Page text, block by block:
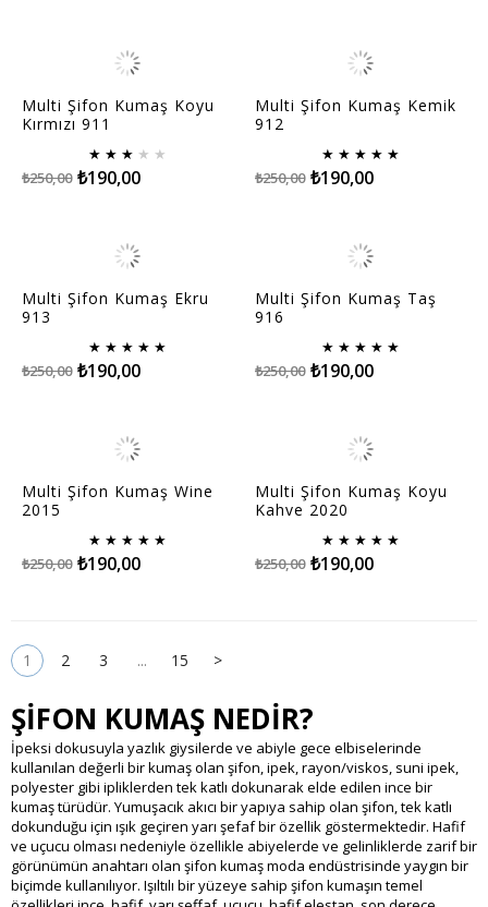
Multi Şifon Kumaş Koyu
Kırmızı 911
★ ★ ★ ★ ★
₺190,00
₺250,00
Multi Şifon Kumaş Kemik
912
★ ★ ★ ★ ★
₺190,00
₺250,00
Multi Şifon Kumaş Ekru
913
★ ★ ★ ★ ★
₺190,00
₺250,00
Multi Şifon Kumaş Taş
916
★ ★ ★ ★ ★
₺190,00
₺250,00
Multi Şifon Kumaş Wine
2015
★ ★ ★ ★ ★
₺190,00
₺250,00
Multi Şifon Kumaş Koyu
Kahve 2020
★ ★ ★ ★ ★
₺190,00
₺250,00
1 2 3 ... 15 >
ŞİFON KUMAŞ NEDİR?
İpeksi dokusuyla yazlık giysilerde ve abiyle gece elbiselerinde
kullanılan değerli bir kumaş olan şifon, ipek, rayon/viskos, suni ipek,
polyester gibi ipliklerden tek katlı dokunarak elde edilen ince bir
kumaş türüdür. Yumuşacık akıcı bir yapıya sahip olan şifon, tek katlı
dokunduğu için ışık geçiren yarı şefaf bir özellik göstermektedir. Hafif
ve uçucu olması nedeniyle özellikle abiyelerde ve gelinliklerde zarif bir
görünümün anahtarı olan şifon kumaş moda endüstrisinde yaygın bir
biçimde kullanılıyor. Işıltılı bir yüzeye sahip şifon kumaşın temel